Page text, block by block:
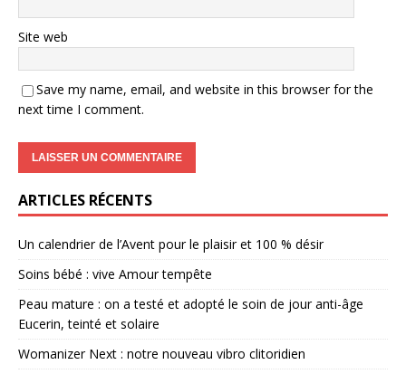
Site web
Save my name, email, and website in this browser for the
next time I comment.
ARTICLES RÉCENTS
Un calendrier de l’Avent pour le plaisir et 100 % désir
Soins bébé : vive Amour tempête
Peau mature : on a testé et adopté le soin de jour anti-âge
Eucerin, teinté et solaire
Womanizer Next : notre nouveau vibro clitoridien